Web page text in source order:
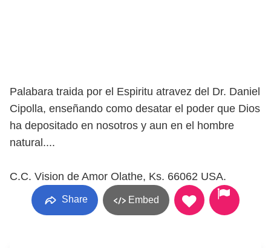
Palabara traida por el Espiritu atravez del Dr. Daniel
Cipolla, enseñando como desatar el poder que Dios
ha depositado en nosotros y aun en el hombre
natural....
C.C. Vision de Amor Olathe, Ks. 66062 USA.
Share Embed